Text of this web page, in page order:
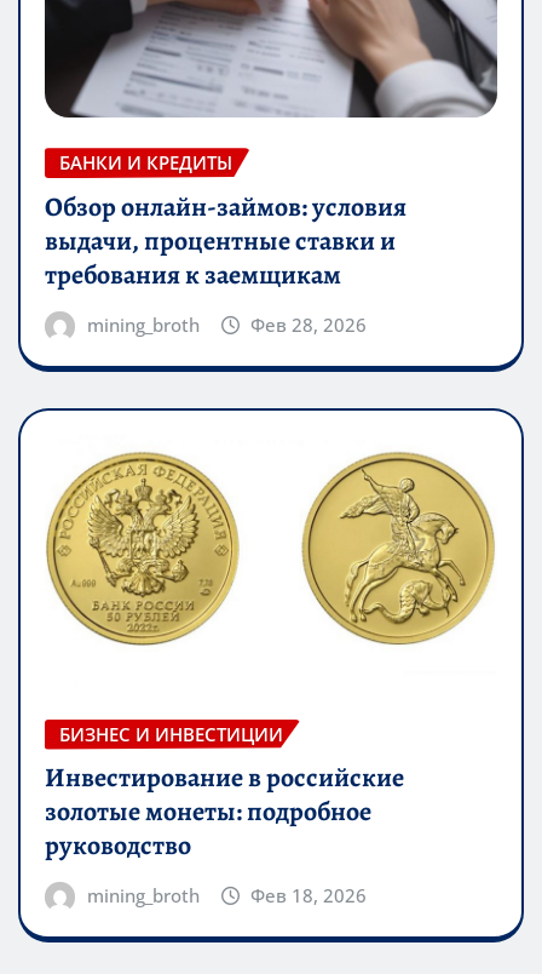
БАНКИ И КРЕДИТЫ
Обзор онлайн-займов: условия
выдачи, процентные ставки и
требования к заемщикам
mining_broth Фев 28, 2026
БИЗНЕС И ИНВЕСТИЦИИ
Инвестирование в российские
золотые монеты: подробное
руководство
mining_broth Фев 18, 2026